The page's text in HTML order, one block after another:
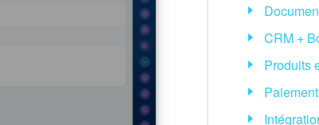
CRM +
Produits